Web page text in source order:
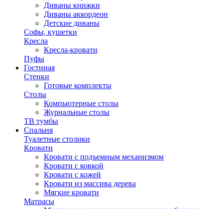
Диваны книжки
Диваны аккордеон
Детские диваны
Софы, кушетки
Кресла
Кресла-кровати
Пуфы
Гостиная
Стенки
Готовые комплекты
Столы
Компьютерные столы
Журнальные столы
ТВ тумбы
Спальня
Туалетные столики
Кровати
Кровати с подъемным механизмом
Кровати с ковкой
Кровати с кожей
Кровати из массива дерева
Мягкие кровати
Матрасы